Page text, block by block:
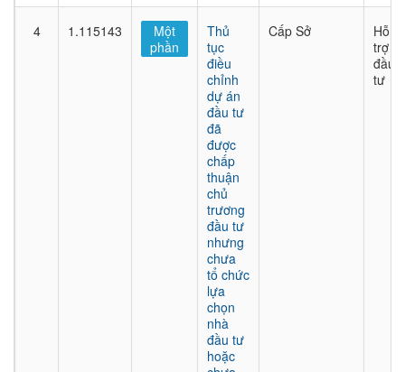
4 1.115143
Một
phần
Thủ
tục
điều
chỉnh
dự án
đầu tư
đã
được
chấp
thuận
chủ
trương
đầu tư
nhưng
chưa
tổ chức
lựa
chọn
nhà
đầu tư
hoặc
Cấp Sở
Hỗ
trợ
đầu
tư